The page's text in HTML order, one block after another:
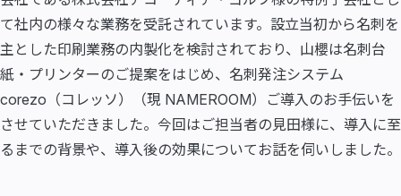
て社内の様々な業務を受託されています。設立当初から名刺を
主とした印刷業務の内製化を検討されており、山櫻は名刺台
紙・プリンターのご提案をはじめ、名刺発注システム
corezo（コレッソ）（現 NAMEROOM）ご導入のお手伝いを
させていただきました。今回はご担当者の見田様に、導入に至
るまでの背景や、導入後の効果についてお話を伺いしました。